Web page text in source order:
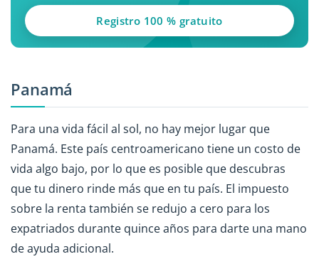
Registro 100 % gratuito
Panamá
Para una vida fácil al sol, no hay mejor lugar que
Panamá. Este país centroamericano tiene un costo de
vida algo bajo, por lo que es posible que descubras
que tu dinero rinde más que en tu país. El impuesto
sobre la renta también se redujo a cero para los
expatriados durante quince años para darte una mano
de ayuda adicional.